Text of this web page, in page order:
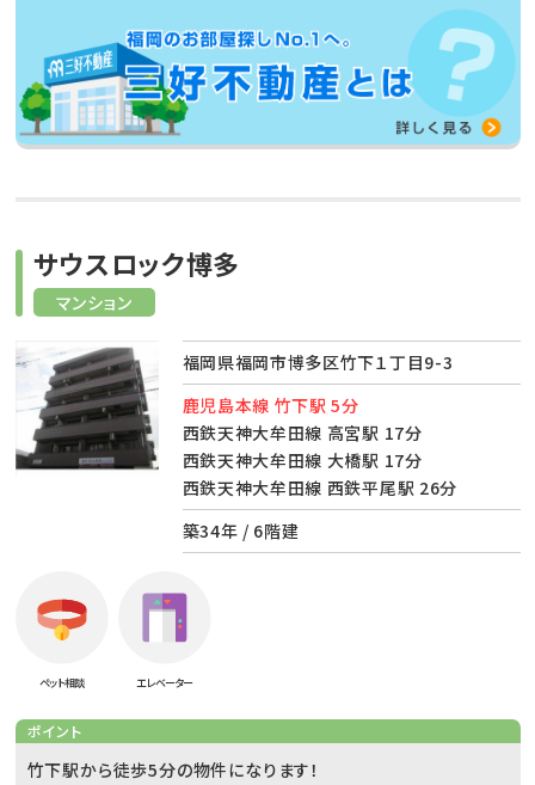
マンション
サウスロック博多
福岡県福岡市博多区竹下１丁目9-3
鹿児島本線 竹下駅 5分
西鉄天神大牟田線 高宮駅 17分
西鉄天神大牟田線 大橋駅 17分
西鉄天神大牟田線 西鉄平尾駅 26分
築34年 / 6階建
ペット相談 エレベーター
ポイント
竹下駅から徒歩5分の物件になります！